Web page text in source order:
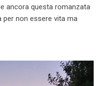
ancora questa romanzata
non essere vita ma